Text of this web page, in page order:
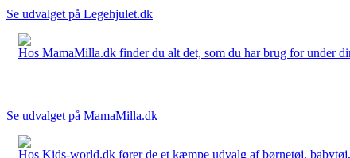
Se udvalget på Legehjulet.dk
Hos MamaMilla.dk finder du alt det, som du har brug for under
Se udvalget på MamaMilla.dk
Hos Kids-world.dk fører de et kæmpe udvalg af børnetøj,